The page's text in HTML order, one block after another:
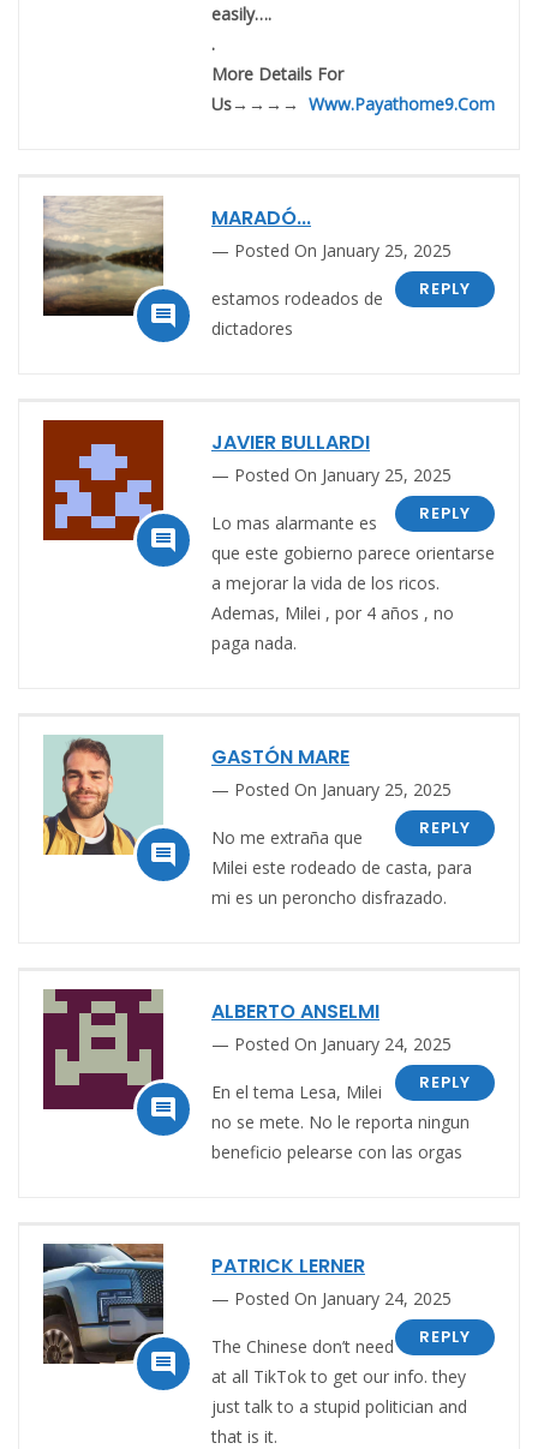
easily….
.
M­­­­­­o­­­­­­r­­­­­­e­ D­­­­­­e­­­­­­t­­­­­­a­­­­­­i­­­­­­l­­­­­­s For
Us→→→→ Www.Payathome9.Com

MARADÓ...
Posted On January 25, 2025
REPLY
estamos rodeados de
dictadores

JAVIER BULLARDI
Posted On January 25, 2025
REPLY
Lo mas alarmante es
que este gobierno parece orientarse
a mejorar la vida de los ricos.
Ademas, Milei , por 4 años , no
paga nada.

GASTÓN MARE
Posted On January 25, 2025
REPLY
No me extraña que
Milei este rodeado de casta, para
mi es un peroncho disfrazado.

ALBERTO ANSELMI
Posted On January 24, 2025
REPLY
En el tema Lesa, Milei
no se mete. No le reporta ningun
beneficio pelearse con las orgas

PATRICK LERNER
Posted On January 24, 2025
REPLY
The Chinese don’t need
at all TikTok to get our info. they
just talk to a stupid politician and
that is it.